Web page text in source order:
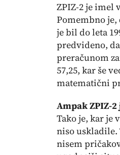
ZPIZ-2 je imel
Pomembno je,
je bil do leta
predvideno,
preračunom
57,25, kar še
matematični
Ampak ZPIZ-
Tako je, kar je
niso
nisem